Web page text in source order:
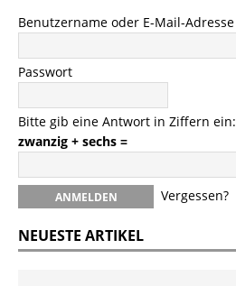
Benutzername oder E-Mail-Adresse
Passwort
Bitte gib eine Antwort in Ziffern ein:
zwanzig + sechs =
Vergessen?
NEUESTE ARTIKEL